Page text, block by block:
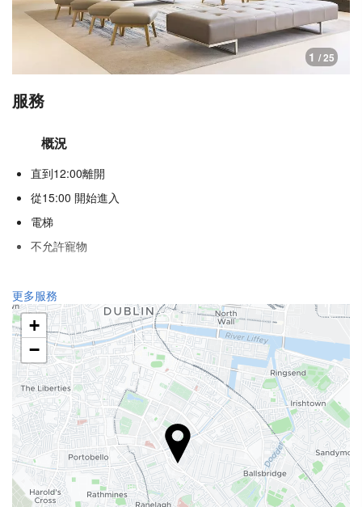
1 / 25
服務
概況
直到12:00離開
從15:00 開始進入
電梯
不允許寵物
食品與飲品
單點餐廳
酒巴
館內咖啡店
接待服務
24 小時接待櫃檯
行李寄存
更多服務
+
−